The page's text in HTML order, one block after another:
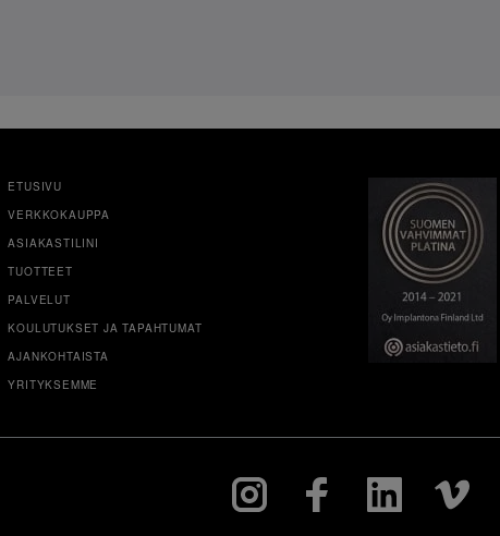
ETUSIVU
VERKKOKAUPPA
ASIAKASTILINI
TUOTTEET
PALVELUT
KOULUTUKSET JA TAPAHTUMAT
AJANKOHTAISTA
YRITYKSEMME